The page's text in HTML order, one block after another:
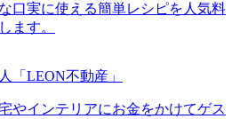
口実に使える簡単レシピを人気料
ます。
「LEON不動産」
やインテリアにお金をかけてゲス